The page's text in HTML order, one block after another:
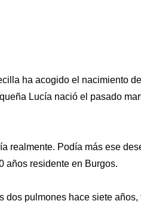
ha acogido el nacimiento
Lucía nació el pasado
realmente. Podía más ese
años residente en Burgos.
pulmones hace siete